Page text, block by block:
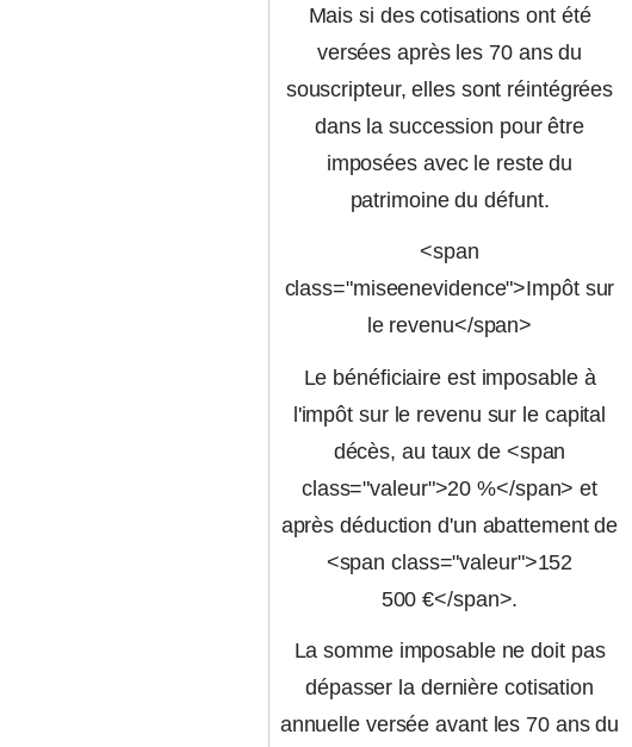
Mais si des cotisations ont été
versées après les 70 ans du
souscripteur, elles sont réintégrées
dans la succession pour être
imposées avec le reste du
patrimoine du défunt.
<span
class="miseenevidence">Impôt sur
le revenu</span>
Le bénéficiaire est imposable à
l'impôt sur le revenu sur le capital
décès, au taux de <span
class="valeur">20 %</span> et
après déduction d'un abattement de
<span class="valeur">152
500 €</span>.
La somme imposable ne doit pas
dépasser la dernière cotisation
annuelle versée avant les 70 ans du